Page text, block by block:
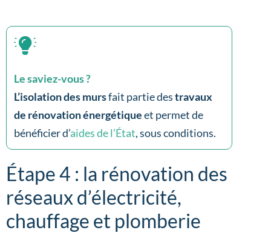
Le saviez-vous ?
L’isolation des mursfait partie destravaux
de rénovation énergétiqueet permet de
bénéficier d’aides de l’État, sous conditions.
Étape 4 : la rénovation des
réseaux d’électricité,
chauffage et plomberie